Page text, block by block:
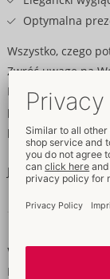
Optymalna
Wszystko, czego
Zwróć uwagę na
Pleasure Air i
promocyjny
plakatu formatu
Język: angielski.
Właściwości
Dla Pań